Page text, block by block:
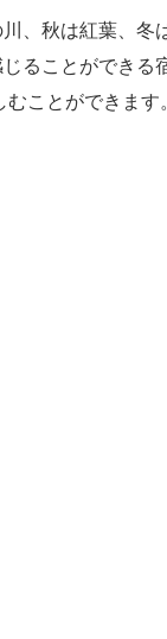
、秋は紅葉、冬
ることができる
ことができます。